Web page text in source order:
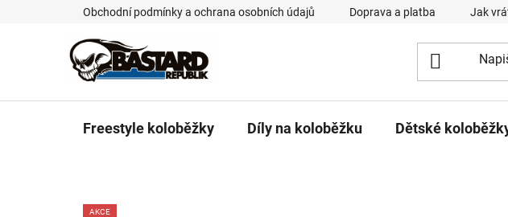
Obchodní podmínky a ochrana osobních údajů Doprava a platba Jak
Freestyle koloběžky Díly na koloběžku Dětské
AKCE